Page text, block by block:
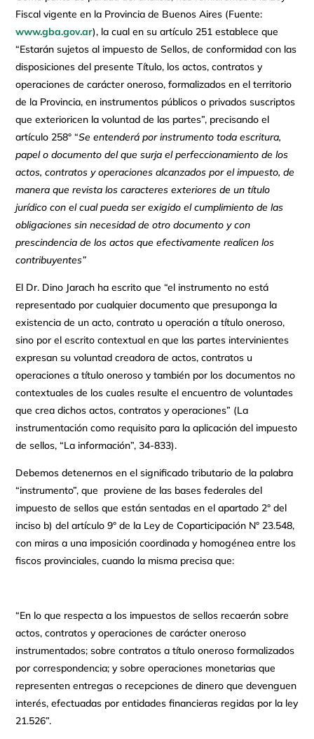
Fiscal vigente en la Provincia de Buenos Aires (Fuente:
www.gba.gov.ar), la cual en su artículo 251 establece que
“Estarán sujetos al impuesto de Sellos, de conformidad con las
disposiciones del presente Título, los actos, contratos y
operaciones de carácter oneroso, formalizados en el territorio
de la Provincia, en instrumentos públicos o privados suscriptos
que exterioricen la voluntad de las partes”, precisando el
artículo 258° “Se entenderá por instrumento toda escritura,
papel o documento del que surja el perfeccionamiento de los
actos, contratos y operaciones alcanzados por el impuesto, de
manera que revista los caracteres exteriores de un título
jurídico con el cual pueda ser exigido el cumplimiento de las
obligaciones sin necesidad de otro documento y con
prescindencia de los actos que efectivamente realicen los
contribuyentes”
El Dr. Dino Jarach ha escrito que “el instrumento no está
representado por cualquier documento que presuponga la
existencia de un acto, contrato u operación a título oneroso,
sino por el escrito contextual en que las partes intervinientes
expresan su voluntad creadora de actos, contratos u
operaciones a título oneroso y también por los documentos no
contextuales de los cuales resulte el encuentro de voluntades
que crea dichos actos, contratos y operaciones” (La
instrumentación como requisito para la aplicación del impuesto
de sellos, “La información”, 34-833).
Debemos detenernos en el significado tributario de la palabra
“instrumento”, que proviene de las bases federales del
impuesto de sellos que están sentadas en el apartado 2° del
inciso b) del artículo 9° de la Ley de Coparticipación N° 23.548,
con miras a una imposición coordinada y homogénea entre los
fiscos provinciales, cuando la misma precisa que:
“En lo que respecta a los impuestos de sellos recaerán sobre
actos, contratos y operaciones de carácter oneroso
instrumentados; sobre contratos a título oneroso formalizados
por correspondencia; y sobre operaciones monetarias que
representen entregas o recepciones de dinero que devenguen
interés, efectuadas por entidades financieras regidas por la ley
21.526”.